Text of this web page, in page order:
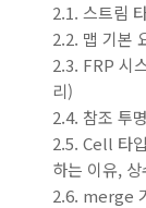
2.1. 스트림
2.2. 맵 기본
2.3. FRP 시
리)
2.4. 참조 투
2.5. Cell 타
하는 이유,
2.6. merge